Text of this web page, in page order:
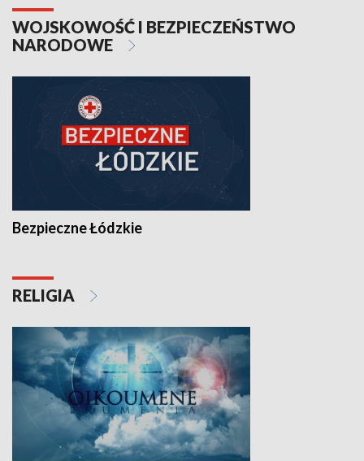
WOJSKOWOŚĆ I BEZPIECZEŃSTWO
NARODOWE
Bezpieczne Łódzkie
RELIGIA